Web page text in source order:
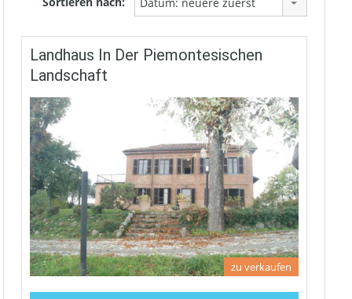
Landhaus In Der Piemontesischen
Landschaft
zu verkaufen